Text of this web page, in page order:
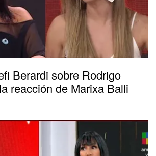
Berardi sobre Rodrigo
reacción de Marixa Balli